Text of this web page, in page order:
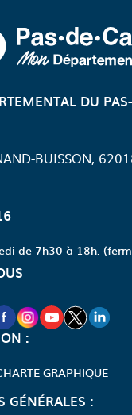
DU
BUISSON,
de 7h30 à 18h.
FENÊTRE
NOUVELLE
NOUVELLE
:
GRAPHIQUE
GÉNÉRALES :